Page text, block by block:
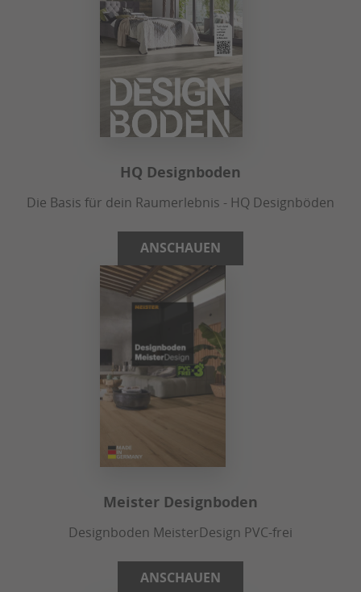
HQ Designboden
Die Basis für dein Raumerlebnis - HQ Designböden
ANSCHAUEN
Meister Designboden
Designboden MeisterDesign PVC-frei
ANSCHAUEN